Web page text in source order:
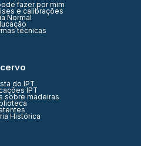
fazer por mim
e calibrações
Normal
técnicas
do IPT
IPT
sobre madeiras
Histórica